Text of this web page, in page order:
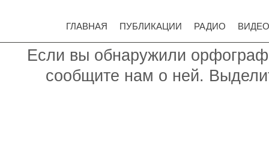
ГЛАВНАЯ ПУБЛИКАЦИИ РАДИО ВИДЕО
Если вы обнаружили
сообщите нам о ней.